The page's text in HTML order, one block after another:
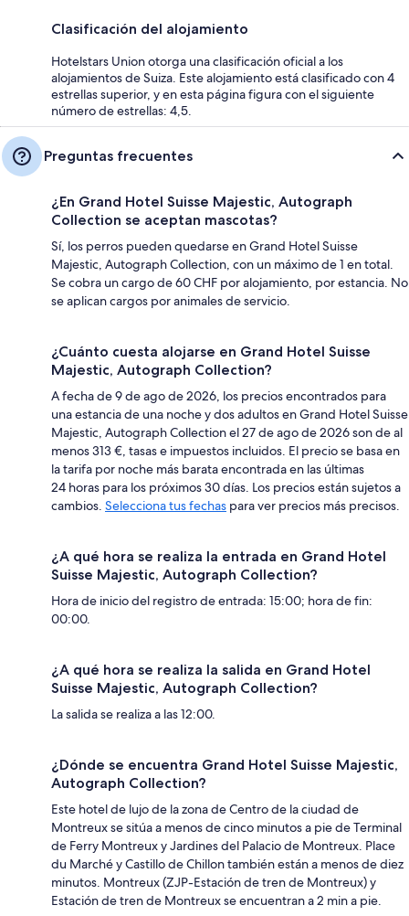
Clasificación del alojamiento
Hotelstars Union otorga una clasificación oficial a los
alojamientos de Suiza. Este alojamiento está clasificado con 4
estrellas superior, y en esta página figura con el siguiente
número de estrellas: 4,5.
Preguntas frecuentes
¿En Grand Hotel Suisse Majestic, Autograph
Collection se aceptan mascotas?
Sí, los perros pueden quedarse en Grand Hotel Suisse
Majestic, Autograph Collection, con un máximo de 1 en total.
Se cobra un cargo de 60 CHF por alojamiento, por estancia. No
se aplican cargos por animales de servicio.
¿Cuánto cuesta alojarse en Grand Hotel Suisse
Majestic, Autograph Collection?
A fecha de 9 de ago de 2026, los precios encontrados para
una estancia de una noche y dos adultos en Grand Hotel Suisse
Majestic, Autograph Collection el 27 de ago de 2026 son de al
menos 313 €, tasas e impuestos incluidos. El precio se basa en
la tarifa por noche más barata encontrada en las últimas
24 horas para los próximos 30 días. Los precios están sujetos a
cambios. Selecciona tus fechas para ver precios más precisos.
¿A qué hora se realiza la entrada en Grand Hotel
Suisse Majestic, Autograph Collection?
Hora de inicio del registro de entrada: 15:00; hora de fin:
00:00.
¿A qué hora se realiza la salida en Grand Hotel
Suisse Majestic, Autograph Collection?
La salida se realiza a las 12:00.
¿Dónde se encuentra Grand Hotel Suisse Majestic,
Autograph Collection?
Este hotel de lujo de la zona de Centro de la ciudad de
Montreux se sitúa a menos de cinco minutos a pie de Terminal
de Ferry Montreux y Jardines del Palacio de Montreux. Place
du Marché y Castillo de Chillon también están a menos de diez
minutos. Montreux (ZJP-Estación de tren de Montreux) y
Estación de tren de Montreux se encuentran a 2 min a pie.